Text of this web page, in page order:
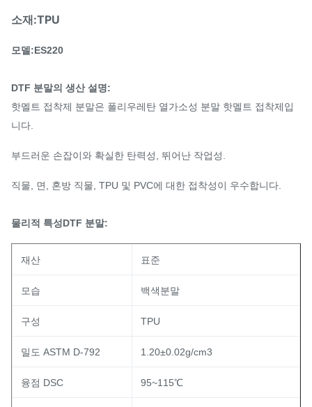
소재:TPU
모델:ES220
DTF 분말의 생산 설명:
핫멜트 접착제 분말은 폴리우레탄 열가소성 분말 핫멜트 접착제입
니다.
부드러운 손잡이와 확실한 탄력성, 뛰어난 작업성.
직물, 면, 혼방 직물, TPU 및 PVC에 대한 접착성이 우수합니다.
물리적 특성DTF 분말:
재산 표준
모습 백색분말
구성 TPU
밀도 ASTM D-792 1.20±0.02g/cm3
융점 DSC 95~115℃